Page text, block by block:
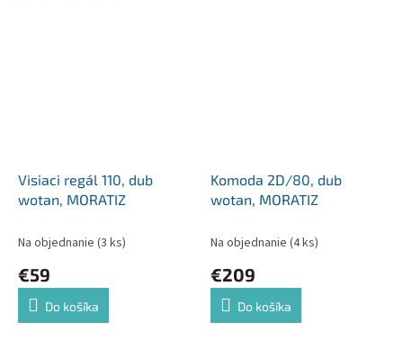
Visiaci regál 110, dub
wotan, MORATIZ
Na objednanie (3 ks)
€59
Do košíka
Komoda 2D/80, dub
wotan, MORATIZ
Na objednanie (4 ks)
€209
Do košíka